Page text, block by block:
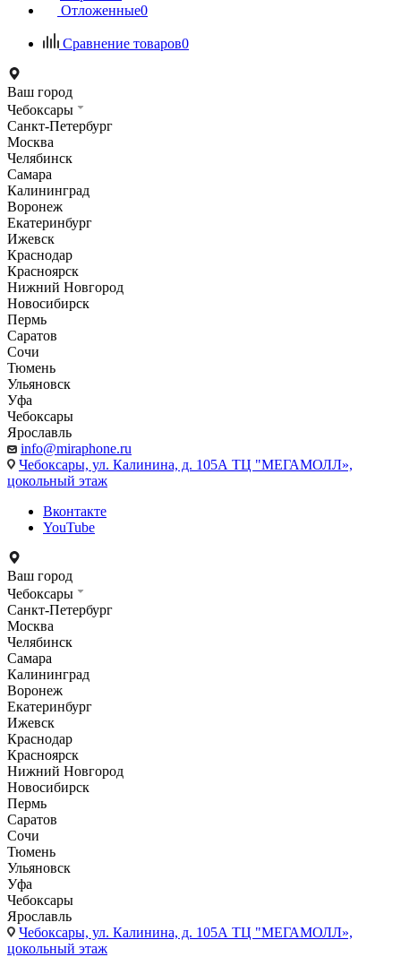
Отложенные0
Сравнение товаров0
Ваш город
Чебоксары
Санкт-Петербург
Москва
Челябинск
Самара
Калининград
Воронеж
Екатеринбург
Ижевск
Краснодар
Красноярск
Нижний Новгород
Новосибирск
Пермь
Саратов
Сочи
Тюмень
Ульяновск
Уфа
Чебоксары
Ярославль
info@miraphone.ru
Чебоксары, ул. Калинина, д. 105А ТЦ "МЕГАМОЛЛ»,
цокольный этаж
Вконтакте
YouTube
Ваш город
Чебоксары
Санкт-Петербург
Москва
Челябинск
Самара
Калининград
Воронеж
Екатеринбург
Ижевск
Краснодар
Красноярск
Нижний Новгород
Новосибирск
Пермь
Саратов
Сочи
Тюмень
Ульяновск
Уфа
Чебоксары
Ярославль
Чебоксары, ул. Калинина, д. 105А ТЦ "МЕГАМОЛЛ»,
цокольный этаж